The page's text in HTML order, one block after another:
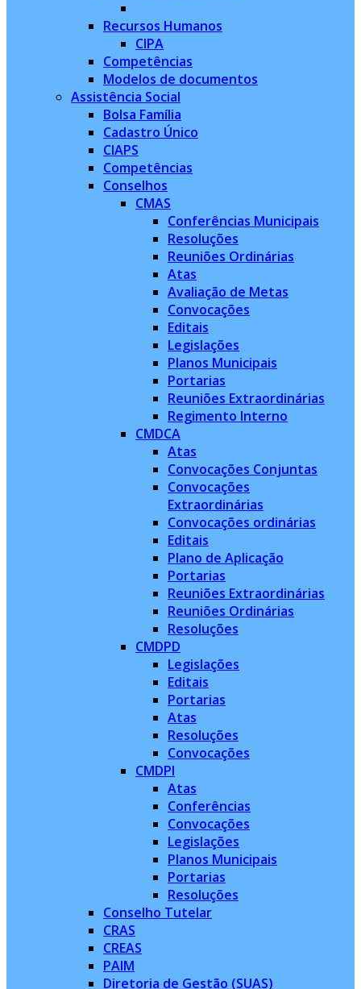
Recursos Humanos
CIPA
Competências
Modelos de documentos
Assistência Social
Bolsa Família
Cadastro Único
CIAPS
Competências
Conselhos
CMAS
Conferências Municipais
Resoluções
Reuniões Ordinárias
Atas
Avaliação de Metas
Convocações
Editais
Legislações
Planos Municipais
Portarias
Reuniões Extraordinárias
Regimento Interno
CMDCA
Atas
Convocações Conjuntas
Convocações
Extraordinárias
Convocações ordinárias
Editais
Plano de Aplicação
Portarias
Reuniões Extraordinárias
Reuniões Ordinárias
Resoluções
CMDPD
Legislações
Editais
Portarias
Atas
Resoluções
Convocações
CMDPI
Atas
Conferências
Convocações
Legislações
Planos Municipais
Portarias
Resoluções
Conselho Tutelar
CRAS
CREAS
PAIM
Diretoria de Gestão (SUAS)